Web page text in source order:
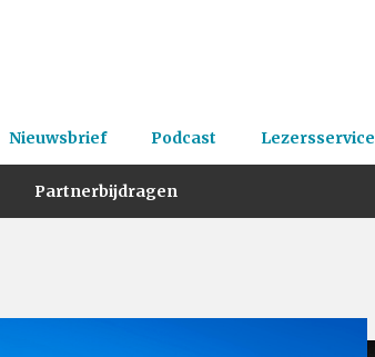
Nieuwsbrief Podcast Lezersservice
Partnerbijdragen